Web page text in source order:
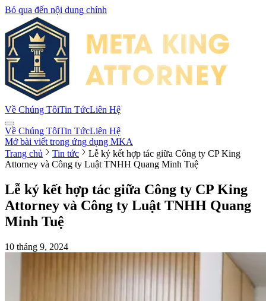
Bỏ qua đến nội dung chính
Về Chúng TôiTin TứcLiên Hệ
Về Chúng TôiTin TứcLiên Hệ
Mở bài viết trong ứng dụng MKA
Trang chủ
Tin tức
Lễ ký kết hợp tác giữa Công ty CP King
Attorney và Công ty Luật TNHH Quang Minh Tuệ
Lễ ký kết hợp tác giữa Công ty CP King
Attorney và Công ty Luật TNHH Quang
Minh Tuệ
10 tháng 9, 2024